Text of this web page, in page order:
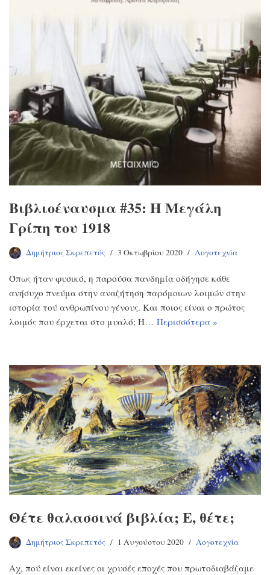
Βιβλιοέναυσμα #35: Η Μεγάλη
Γρίπη του 1918
Δημήτριος Σκρεπετός 3 Οκτωβρίου 2020 Λογοτεχνία
Όπως ήταν φυσικό, η παρούσα πανδημία οδήγησε κάθε
ανήσυχο πνεύμα στην αναζήτηση παρόμοιων λοιμών στην
ιστορία τού ανθρωπίνου γένους. Και ποιος είναι ο πρώτος
λοιμός που έρχεται στο μυαλό; Η… Περισσότερα »
Θέτε θαλασσινά βιβλία; Ε, θέτε;
Δημήτριος Σκρεπετός 1 Αυγούστου 2020 Λογοτεχνία
Αχ, πού είναι εκείνες οι χρυσές εποχές που πρωτοδιαβάζαμε